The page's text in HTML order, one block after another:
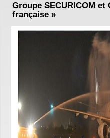
Groupe SECURICOM et
française »